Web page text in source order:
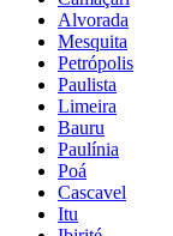
Alvorada
Mesquita
Petrópolis
Paulista
Limeira
Bauru
Paulínia
Poá
Cascavel
Itu